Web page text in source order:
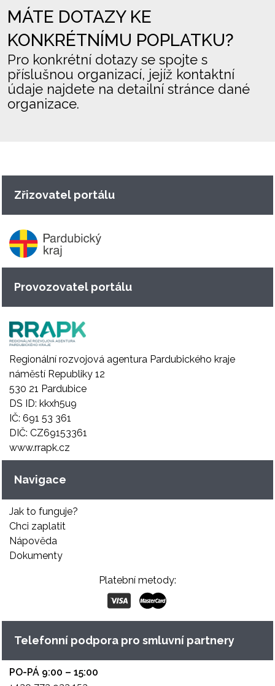
MÁTE DOTAZY KE
KONKRÉTNÍMU POPLATKU?
Pro konkrétní dotazy se spojte s
příslušnou organizací, jejíž kontaktní
údaje najdete na detailní stránce dané
organizace.
Zřizovatel portálu
Provozovatel portálu
Regionální rozvojová agentura Pardubického kraje
náměstí Republiky 12
530 21 Pardubice
DS ID: kkxh5u9
IČ: 691 53 361
DIČ: CZ69153361
www.rrapk.cz
Navigace
Jak to funguje?
Chci zaplatit
Nápověda
Dokumenty
Platební metody:
Telefonní podpora pro smluvní partnery
PO-PÁ 9:00 – 15:00